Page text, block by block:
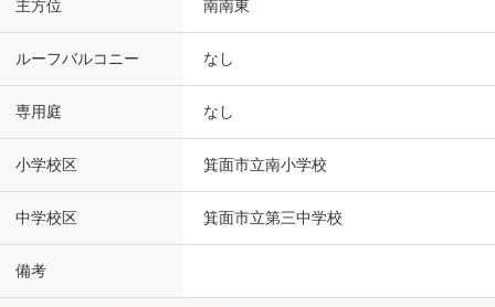
主方位 南南東
ルーフバルコニー なし
専用庭 なし
小学校区 箕面市立南小学校
中学校区 箕面市立第三中学校
備考